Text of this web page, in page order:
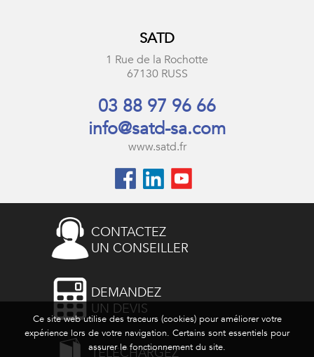
SATD
1 Rue de la Rochotte
67130 RUSS
03 88 97 96 66
info@satd-sa.com
www.satd.fr
CONTACTEZ
UN CONSEILLER
DEMANDEZ
UN DEVIS
TÉLÉCHARGEZ
Ce site web utilise des traceurs (cookies) pour améliorer votre
expérience lors de votre navigation. Certains sont essentiels pour
assurer le fonctionnement du site.